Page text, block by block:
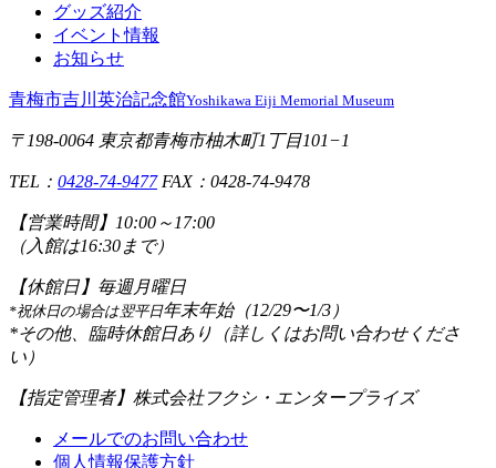
グッズ紹介
イベント情報
お知らせ
青梅市吉川英治記念館Yoshikawa Eiji Memorial Museum
〒198-0064 東京都青梅市柚木町1丁目101−1
TEL： 0428-74-9477FAX：0428-74-9478
【営業時間】 10:00～17:00
（入館は16:30まで）
【休館日】 毎週月曜日
*祝休日の場合は翌平日年末年始（12/29〜1/3）
*その他、臨時休館日あり（詳しくはお問い合わせくださ
い）
【指定管理者】 株式会社フクシ・エンタープライズ
メールでのお問い合わせ
個人情報保護方針